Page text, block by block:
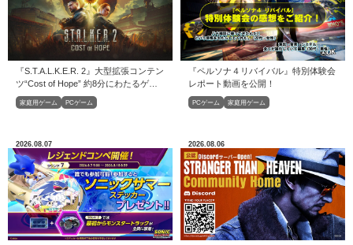
家庭用ゲーム PCゲーム
『S.T.A.L.K.E.R. 2』大型拡張コンテン
ツ“Cost of Hope” 約8分にわたるゲー
ムプレイトレーラーが公開
PCゲーム 家庭用ゲーム
『ペルソナ４リバイバル』特別体験会
レポート動画を公開！
2026.08.07 2026.08.06